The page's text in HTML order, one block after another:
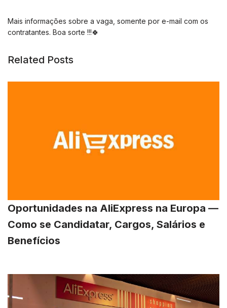
Mais informações sobre a vaga, somente por e-mail com os
contratantes. Boa sorte !!!🍀
Related Posts
Oportunidades na AliExpress na Europa —
Como se Candidatar, Cargos, Salários e
Benefícios